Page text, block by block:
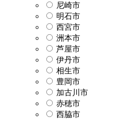
尼崎市
明石市
西宮市
洲本市
芦屋市
伊丹市
相生市
豊岡市
加古川市
赤穂市
西脇市